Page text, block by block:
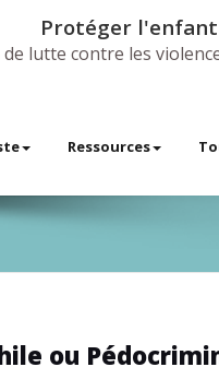
Protéger l'enfant
lutte contre les
Ressources
ou